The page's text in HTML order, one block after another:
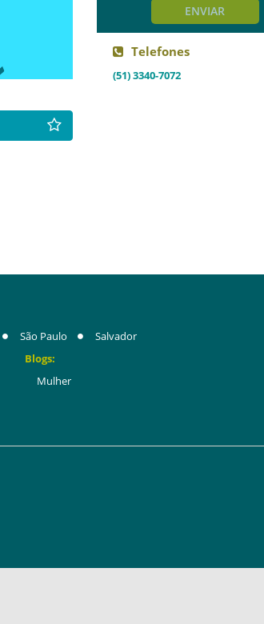
ENVIAR
Telefones
(51) 3340-7072
São Paulo
Salvador
Blogs:
Mulher